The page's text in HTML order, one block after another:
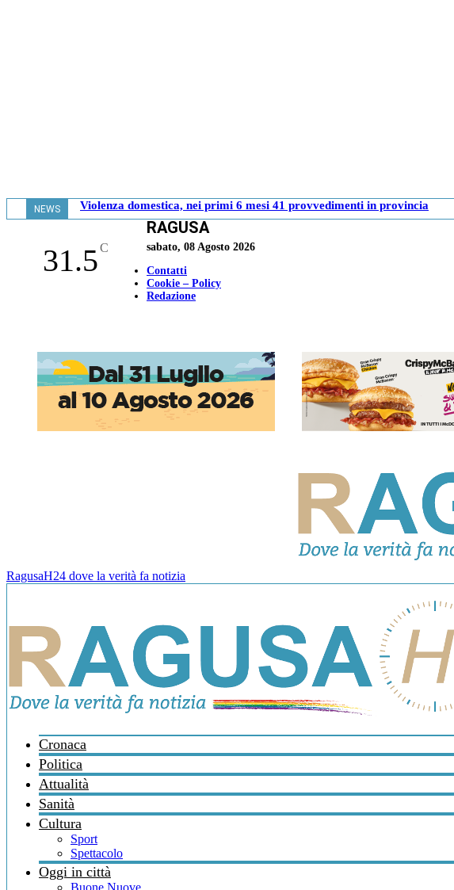
NEWS Violenza domestica, nei primi 6 mesi 41 provvedimenti in provincia
31.5C
RAGUSA
sabato, 08 Agosto 2026
Contatti
Cookie – Policy
Redazione
RagusaH24 dove la verità fa notizia
Cronaca
Politica
Attualità
Sanità
Cultura
Sport
Spettacolo
Oggi in città
Buone Nuove